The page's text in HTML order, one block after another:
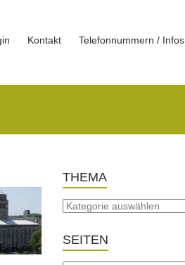
Kontakt Telefonnummern / Infos
THEMA
SEITEN